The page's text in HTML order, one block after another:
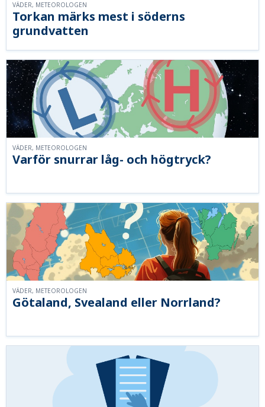
Torkan märks mest i söderns
grundvatten
VÄDER, METEOROLOGEN
Varför snurrar låg- och högtryck?
VÄDER, METEOROLOGEN
Götaland, Svealand eller Norrland?
VÄDER, METEOROLOGEN